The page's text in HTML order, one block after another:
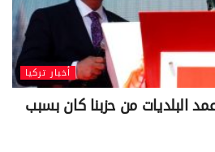
أخبار تركيا
البلديات من حزبنا كان بسبب